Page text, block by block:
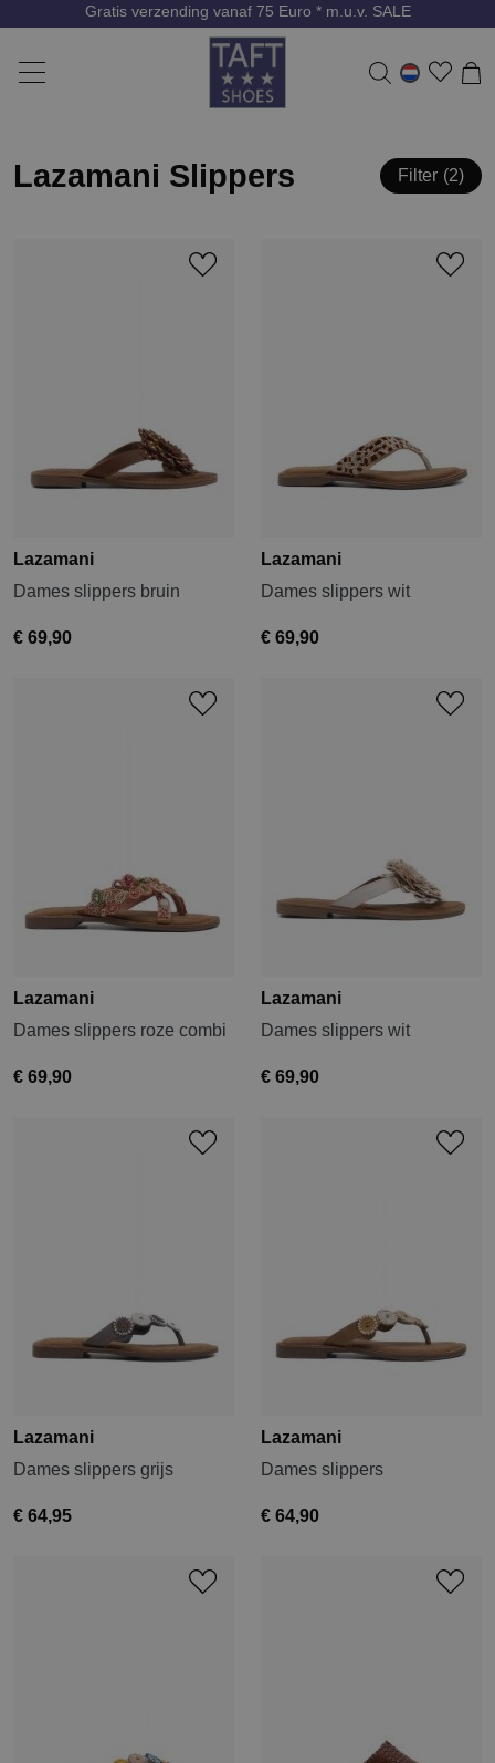
Gratis verzending vanaf 75 Euro * m.u.v. SALE
Lazamani Slippers Filter 2
Lazamani
Dames slippers bruin
€ 69,90
Lazamani
Dames slippers wit
€ 69,90
Lazamani
Dames slippers roze combi
€ 69,90
Lazamani
Dames slippers wit
€ 69,90
Lazamani
Dames slippers grijs
€ 64,95
Lazamani
Dames slippers
€ 64,90